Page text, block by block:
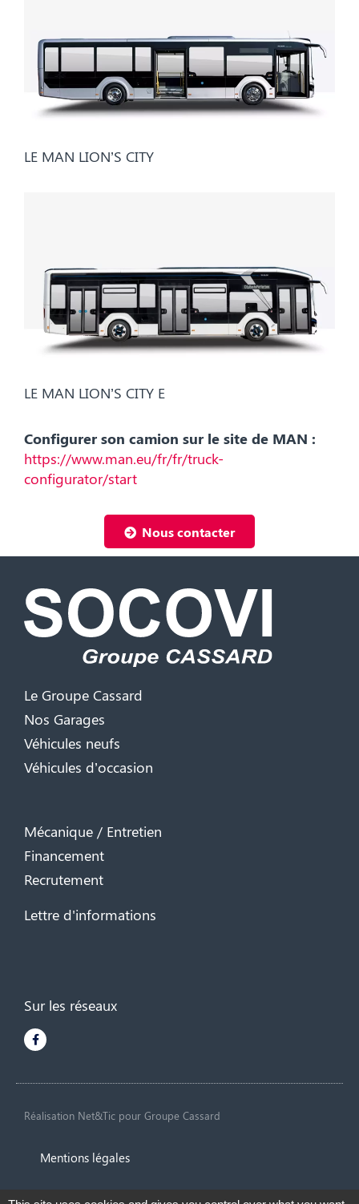
LE MAN LION’S CITY
LE MAN LION’S CITY E
Configurer son camion sur le site de MAN :
https://www.man.eu/fr/fr/truck-
configurator/start
Nous contacter
Le Groupe Cassard
Nos Garages
Véhicules neufs
Véhicules d’occasion
Mécanique / Entretien
Financement
Recrutement
Lettre d'informations
Sur les réseaux
Réalisation Net&Tic pour Groupe Cassard
Mentions légales